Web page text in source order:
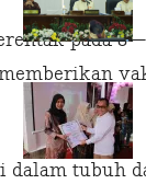
pada
dalam tubuh